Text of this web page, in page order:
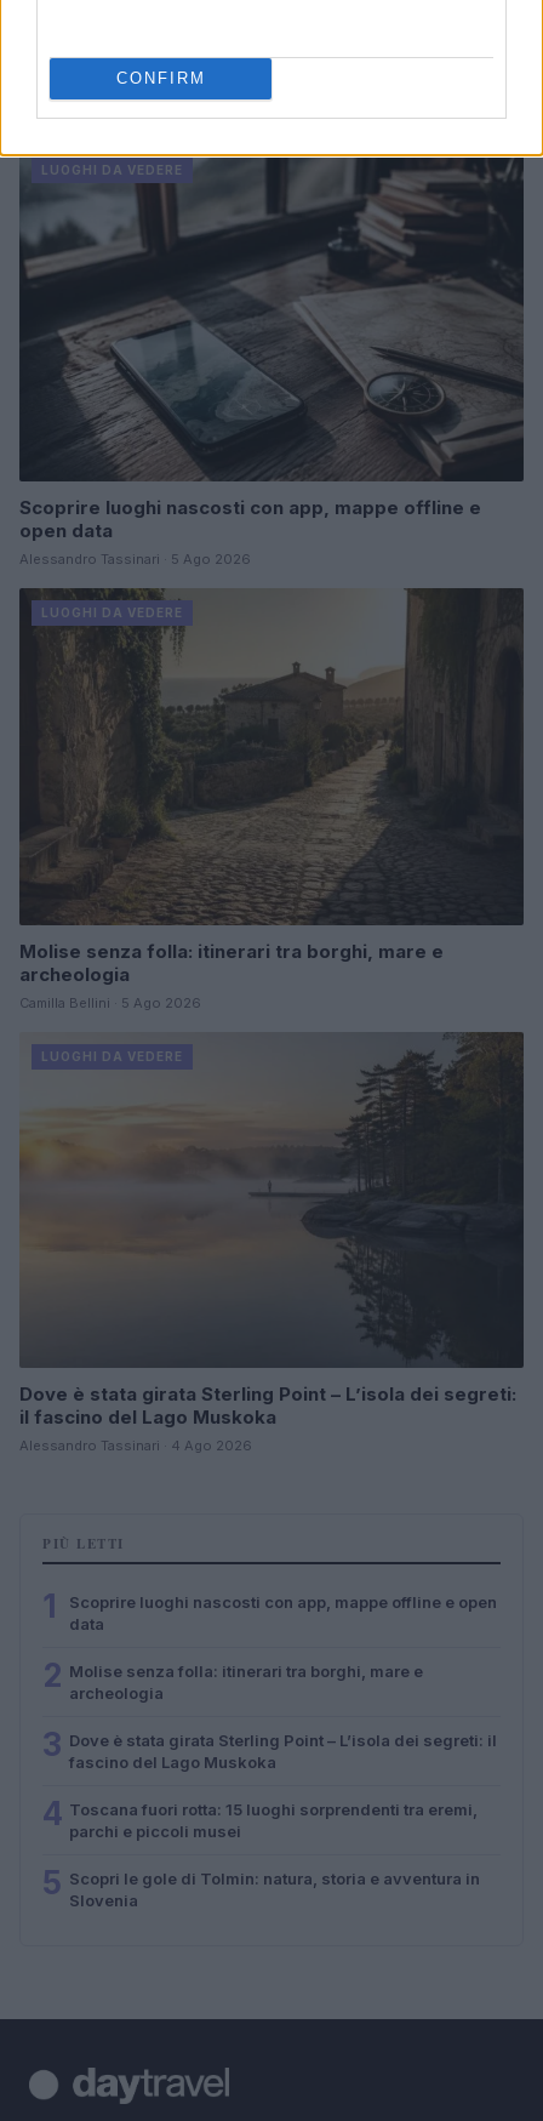
CONFIRM
Continua a leggere
LUOGHI DA VEDERE
Scoprire luoghi nascosti con app, mappe offline e
open data
Alessandro Tassinari · 5 Ago 2026
LUOGHI DA VEDERE
Molise senza folla: itinerari tra borghi, mare e
archeologia
Camilla Bellini · 5 Ago 2026
LUOGHI DA VEDERE
Dove è stata girata Sterling Point – L’isola dei segreti:
il fascino del Lago Muskoka
Alessandro Tassinari · 4 Ago 2026
PIÙ LETTI
1
Scoprire luoghi nascosti con app, mappe offline e open
data
2 Molise senza folla: itinerari tra borghi, mare e
archeologia
3 Dove è stata girata Sterling Point – L’isola dei segreti: il
fascino del Lago Muskoka
4 Toscana fuori rotta: 15 luoghi sorprendenti tra eremi,
parchi e piccoli musei
5 Scopri le gole di Tolmin: natura, storia e avventura in
Slovenia